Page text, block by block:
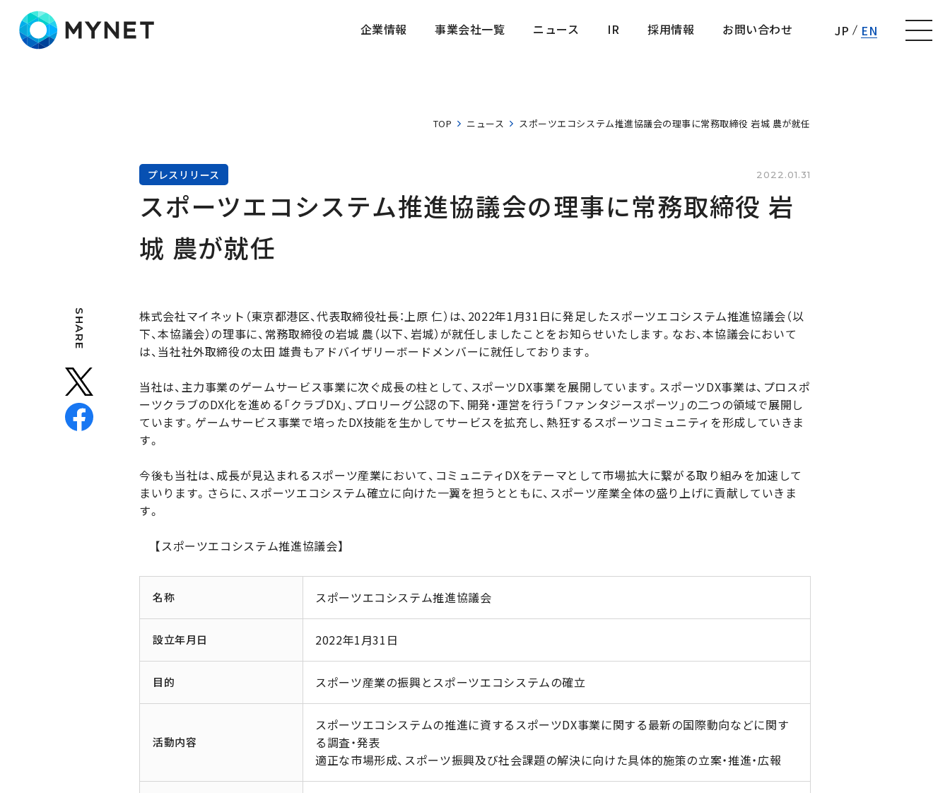
企業情報
事業会社一覧
ニュース
IR
採用情報
お問い合わせ
JP EN
TOP ニュース スポーツエコシステム推進協議会の理事に常務取締役 岩城 農が就任
プレスリリース 2022.01.31
スポーツエコシステム推進協議会の理事に常務取締役 岩
城 農が就任
SHARE
株式会社マイネット（東京都港区、代表取締役社長：上原 仁）は、2022年1月31日に発足したスポーツエコシステム推進協議会（以
下、本協議会）の理事に、常務取締役の岩城 農（以下、岩城）が就任しましたことをお知らせいたします。なお、本協議会において
は、当社社外取締役の太田 雄貴もアドバイザリーボードメンバーに就任しております。
当社は、主力事業のゲームサービス事業に次ぐ成長の柱として、スポーツDX事業を展開しています。スポーツDX事業は、プロスポ
ーツクラブのDX化を進める「クラブDX」、プロリーグ公認の下、開発・運営を行う「ファンタジースポーツ」の二つの領域で展開し
ています。ゲームサービス事業で培ったDX技能を生かしてサービスを拡充し、熱狂するスポーツコミュニティを形成していきま
す。
今後も当社は、成長が見込まれるスポーツ産業において、コミュニティDXをテーマとして市場拡大に繋がる取り組みを加速して
まいります。さらに、スポーツエコシステム確立に向けた一翼を担うとともに、スポーツ産業全体の盛り上げに貢献していきま
す。
【スポーツエコシステム推進協議会】
名称 スポーツエコシステム推進協議会
設立年月日 2022年1月31日
目的 スポーツ産業の振興とスポーツエコシステムの確立
活動内容
スポーツエコシステムの推進に資するスポーツDX事業に関する最新の国際動向などに関す
る調査・発表
適正な市場形成、スポーツ振興及び社会課題の解決に向けた具体的施策の立案・推進・広報